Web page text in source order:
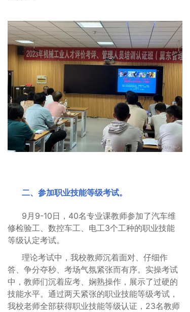
二、参加职业技能等级考试。
9月9-10日，40名专业课教师参加了汽车维
修检验工、数控车工、电工3个工种的职业技能
等级认定考试。
理论考试中，我校教师沉着面对、仔细作
答、争分夺秒、考场气氛紧张而有序。实操考试
中，教师们沉着应考、娴熟操作，展示了过硬的
技能水平。通过两天紧张的职业技能等级考试，
我校老师全部获得职业技能等级认证，23名教师